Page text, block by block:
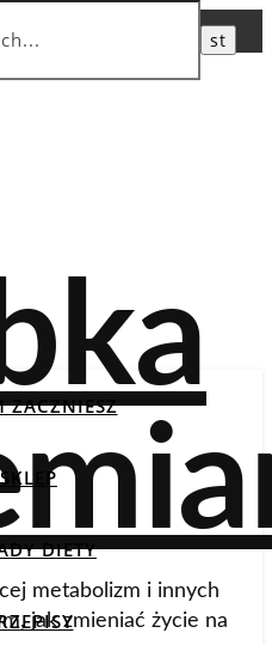
metabolizm i innych
jak zmieniać życie na
ZACZNIESZ
SKLEP
DIETY